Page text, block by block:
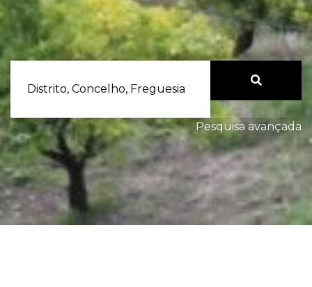
Distrito, Concelho, Freguesia
Pesquisa avançada